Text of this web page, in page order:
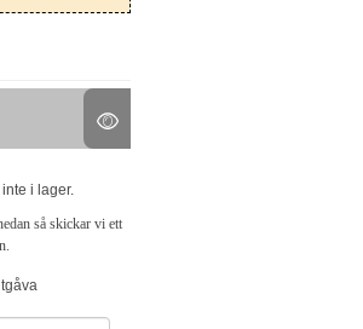
i lager.
så skickar vi ett